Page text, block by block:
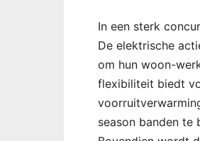
In een sterk
De elektrische
om hun woon-
flexibiliteit biedt
season banden te